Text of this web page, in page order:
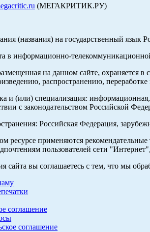
(МЕГАКРИТИК.РУ)
(названия) на государственный язык
в информационно-
на данном сайте, охраняется
распространению,
и (или) специализация: информационная,
с законодательством Российской
Российская Федерация,
ресурсе применяются
пользователей сети
сайта вы соглашаетесь с тем, что мы
соглашение
соглашение